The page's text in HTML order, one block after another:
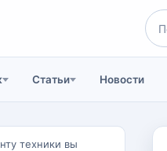
Статьи Новости
техники вы